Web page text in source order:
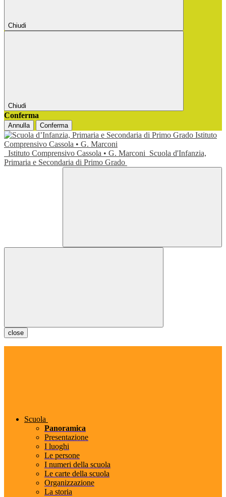
Chiudi
Chiudi
Conferma
Annulla Conferma
Istituto Comprensivo Cassola • G. Marconi Scuola d'Infanzia,
Primaria e Secondaria di Primo Grado
close
Scuola
Panoramica
Presentazione
I luoghi
Le persone
I numeri della scuola
Le carte della scuola
Organizzazione
La storia